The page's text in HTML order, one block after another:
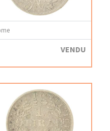
VENDU